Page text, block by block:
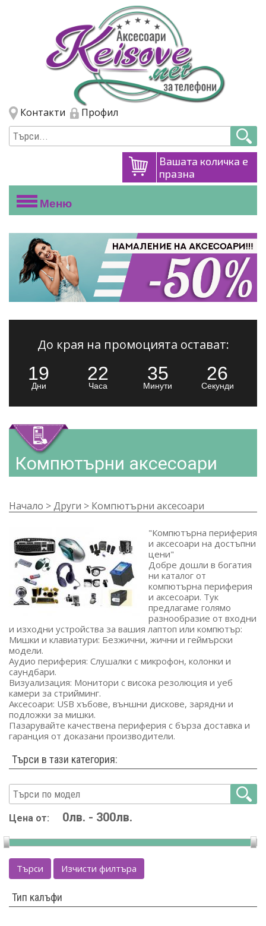
Премини към основното съдържание
Контакти Профил
Вашата количка е
празна
Меню
До края на промоцията остават:
19
Дни
22
Часа
35
Минути
25
Секунди
Компютърни аксесоари
Начало >Други > Компютърни аксесоари
"Компютърна периферия
и аксесоари на достъпни
цени"
Добре дошли в богатия
ни каталог от
компютърна периферия
и аксесоари. Тук
предлагаме голямо
разнообразие от входни
и изходни устройства за вашия лаптоп или компютър:
Мишки и клавиатури: Безжични, жични и геймърски
модели.
Аудио периферия: Слушалки с микрофон, колонки и
саундбари.
Визуализация: Монитори с висока резолюция и уеб
камери за стрийминг.
Аксесоари: USB хъбове, външни дискове, зарядни и
подложки за мишки.
Пазарувайте качествена периферия с бърза доставка и
гаранция от доказани производители.
Търси в тази категория:
Цена от:
Търси Изчисти филтъра
Тип калъфи